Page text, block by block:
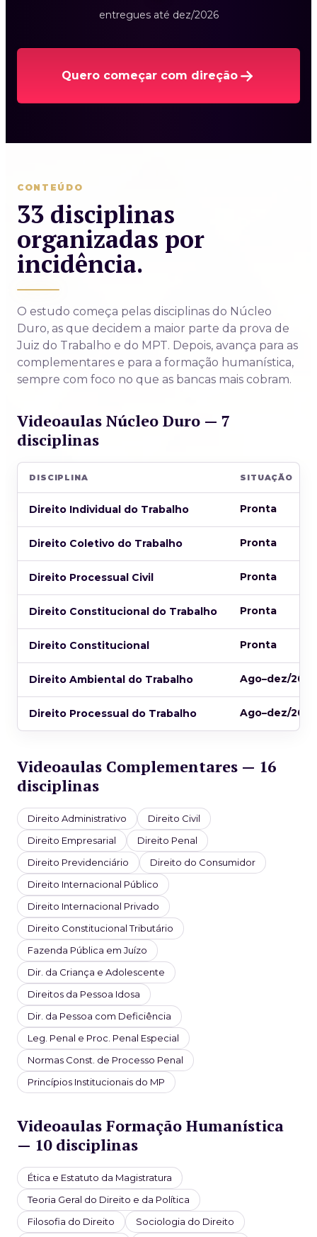
entregues até dez/2026
Quero começar com direção
CONTEÚDO
33 disciplinas
organizadas por
incidência.
O estudo começa pelas disciplinas do Núcleo
Duro, as que decidem a maior parte da prova de
Juiz do Trabalho e do MPT. Depois, avança para as
complementares e para a formação humanística,
sempre com foco no que as bancas mais cobram.
Videoaulas Núcleo Duro — 7
disciplinas
DISCIPLINA SITUAÇÃO
Direito Individual do Trabalho Pronta
Direito Coletivo do Trabalho Pronta
Direito Processual Civil Pronta
Direito Constitucional do Trabalho Pronta
Direito Constitucional Pronta
Direito Ambiental do Trabalho Ago–dez/2026
Direito Processual do Trabalho Ago–dez/2026
Videoaulas Complementares — 16
disciplinas
Direito Administrativo
Direito Civil
Direito Empresarial
Direito Penal
Direito Previdenciário
Direito do Consumidor
Direito Internacional Público
Direito Internacional Privado
Direito Constitucional Tributário
Fazenda Pública em Juízo
Dir. da Criança e Adolescente
Direitos da Pessoa Idosa
Dir. da Pessoa com Deficiência
Leg. Penal e Proc. Penal Especial
Normas Const. de Processo Penal
Princípios Institucionais do MP
Videoaulas Formação Humanística
— 10 disciplinas
Ética e Estatuto da Magistratura
Teoria Geral do Direito e da Política
Filosofia do Direito
Sociologia do Direito